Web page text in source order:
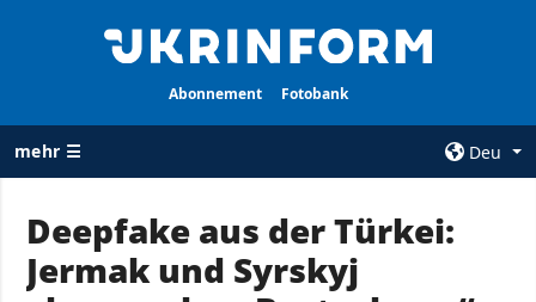
Abonnement Fotobank
mehr ☰
Deu
ALLE
AGENTUR
Deepfake aus der Türkei:
Jermak und Syrskyj